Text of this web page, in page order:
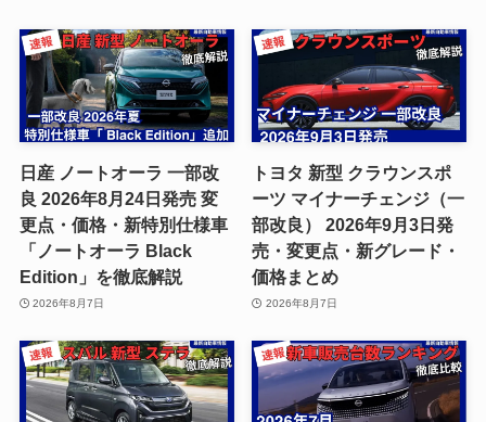
日産 ノートオーラ 一部改
良 2026年8月24日発売 変
更点・価格・新特別仕様車
「ノートオーラ Black
Edition」を徹底解説
2026年8月7日
トヨタ 新型 クラウンスポ
ーツ マイナーチェンジ（一
部改良） 2026年9月3日発
売・変更点・新グレード・
価格まとめ
2026年8月7日